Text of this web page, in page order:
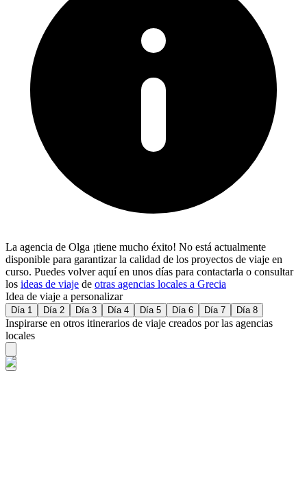
La agencia de Olga ¡tiene mucho éxito! No está actualmente
disponible para garantizar la calidad de los proyectos de viaje en
curso. Puedes volver aquí en unos días para contactarla o consultar
los ideas de viaje de otras agencias locales a Grecia
Idea de viaje a personalizar
Día 1 Día 2 Día 3 Día 4 Día 5 Día 6 Día 7 Día 8
Inspirarse en otros itinerarios de viaje creados por las agencias
locales